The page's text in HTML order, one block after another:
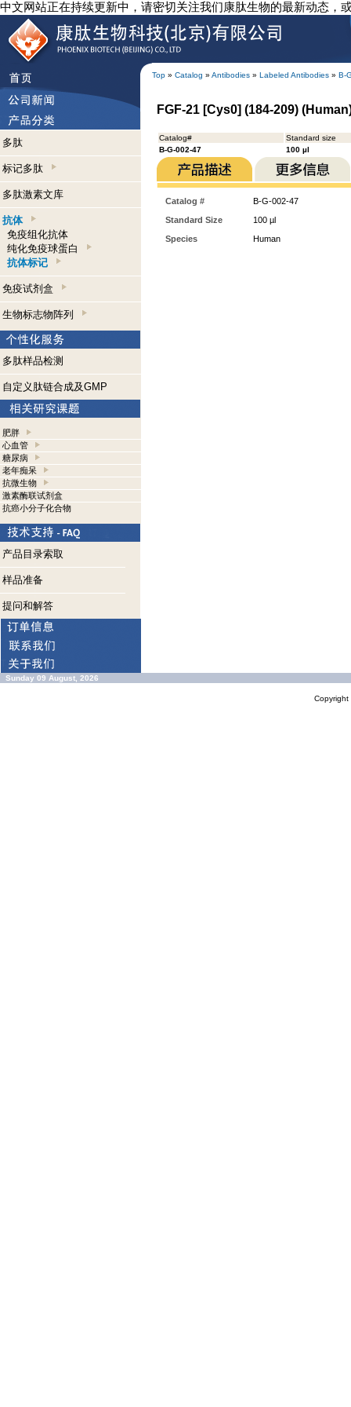
中文网站正在持续更新中，请密切关注我们康肽生物的最新动态，
Top » Catalog » Antibodies » Labeled Antibodies » B-
多肽
标记多肽
多肽激素文库
抗体
免疫组化抗体
纯化免疫球蛋白
抗体标记
免疫试剂盒
生物标志物阵列
多肽样品检测
自定义肽链合成及GMP
肥胖
心血管
糖尿病
老年痴呆
抗微生物
激素酶联试剂盒
抗癌小分子化合物
产品目录索取
样品准备
提问和解答
FGF-21 [Cys0] (184-209)
Catalog#
Standard size
B-G-002-47
100 µl
Catalog #
B-G-002-47
Standard Size
100 µl
Species
Human
Sunday 09 August, 2026